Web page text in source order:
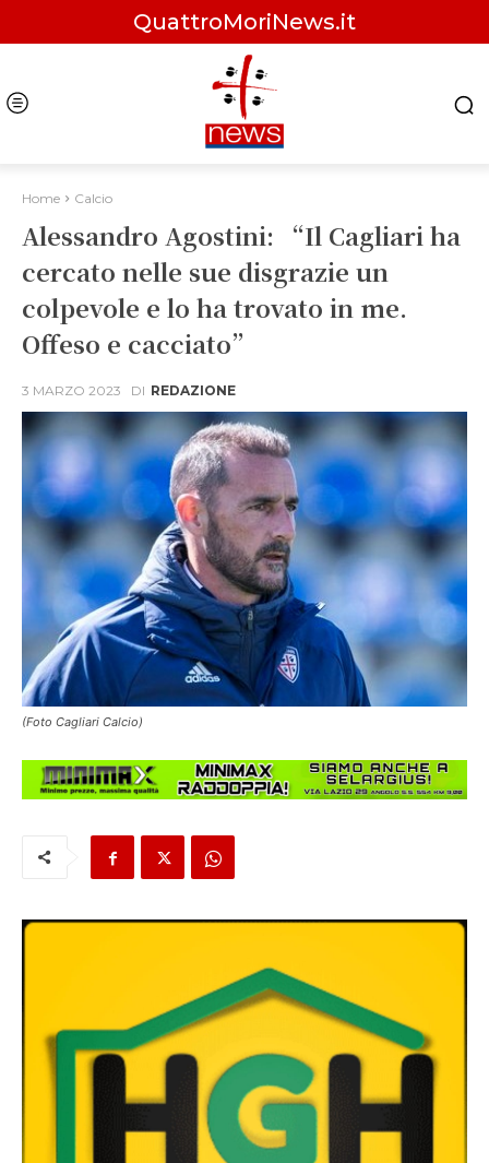
QuattroMoriNews.it
Home Calcio
Alessandro Agostini: “Il Cagliari ha
cercato nelle sue disgrazie un
colpevole e lo ha trovato in me.
Offeso e cacciato”
3 MARZO 2023 DI REDAZIONE
(Foto Cagliari Calcio)